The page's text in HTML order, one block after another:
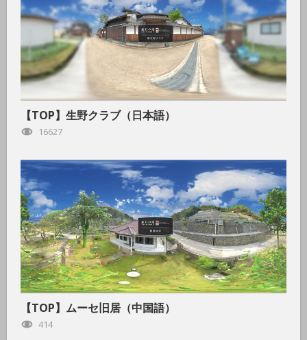
【TOP】生野クラブ（日本語）
16627
【TOP】ムーセ旧居（中国語）
414